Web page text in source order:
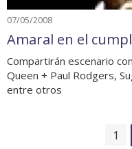
07/05/2008
Amaral en el
Compartirán escenario
Queen + Paul Rodgers,
entre otros
1